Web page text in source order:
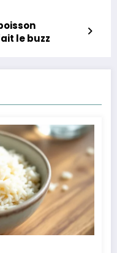
le buzz